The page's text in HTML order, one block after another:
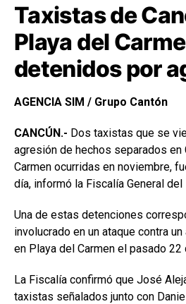
Taxistas de
Playa del
detenidos por
AGENCIA SIM / Grupo Cantón
CANCÚN.- Dos taxistas que se
agresión de hechos separados en
Carmen ocurridas en noviembre,
día, informó la Fiscalía General del
Una de estas detenciones
involucrado en un ataque contra
en Playa del Carmen el pasado 22
La Fiscalía confirmó que José
taxistas señalados junto con